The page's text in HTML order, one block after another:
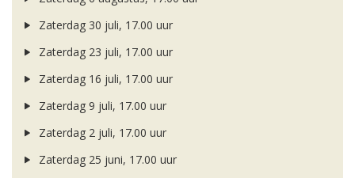
Zaterdag 30 juli, 17.00 uur
Zaterdag 23 juli, 17.00 uur
Zaterdag 16 juli, 17.00 uur
Zaterdag 9 juli, 17.00 uur
Zaterdag 2 juli, 17.00 uur
Zaterdag 25 juni, 17.00 uur